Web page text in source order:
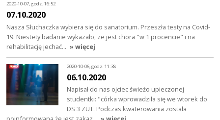
2020-10-07, godz. 16:52
07.10.2020
Nasza Słuchaczka wybiera się do sanatorium. Przeszła testy na Covid-
19. Niestety badanie wykazało, ze jest chora "w 1 procencie" i na
rehabilitację jechać… » więcej
2020-10-06, godz. 11:38
06.10.2020
Napisał do nas ojciec świeżo upieczonej
studentki: "córka wprowadziła się we wtorek do
DS 3 ZUT. Podczas kwaterowania została